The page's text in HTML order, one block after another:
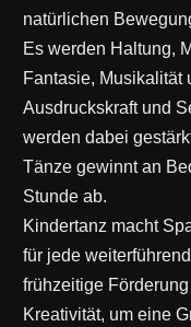
natürlichen
Es werden Haltung,
Fantasie, Musikalität
Ausdruckskraft und
werden dabei
Tänze gewinnt an
Stunde ab.
Kindertanz macht
für jede
frühzeitige
Kreativität, um eine